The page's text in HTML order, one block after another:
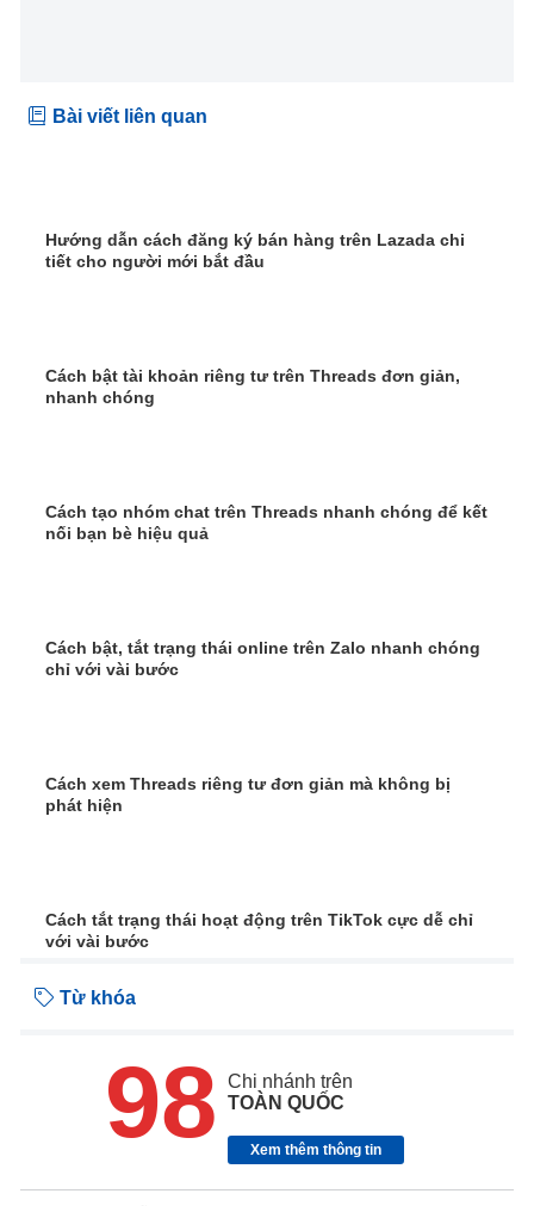
Bài viết liên quan
Hướng dẫn cách đăng ký bán hàng trên Lazada chi
tiết cho người mới bắt đầu
Cách bật tài khoản riêng tư trên Threads đơn giản,
nhanh chóng
Cách tạo nhóm chat trên Threads nhanh chóng để kết
nối bạn bè hiệu quả
Cách bật, tắt trạng thái online trên Zalo nhanh chóng
chỉ với vài bước
Cách xem Threads riêng tư đơn giản mà không bị
phát hiện
Cách tắt trạng thái hoạt động trên TikTok cực dễ chỉ
với vài bước
Từ khóa
98
Chi nhánh trên
TOÀN QUỐC
Xem thêm thông tin